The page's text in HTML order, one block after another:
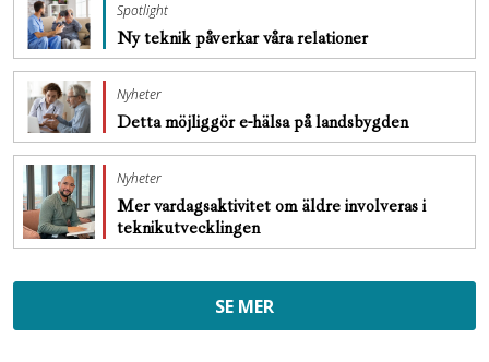
Spotlight
Ny teknik påverkar våra relationer
Nyheter
Detta möjliggör e-hälsa på landsbygden
Nyheter
Mer vardagsaktivitet om äldre involveras i
teknikutvecklingen
SE MER